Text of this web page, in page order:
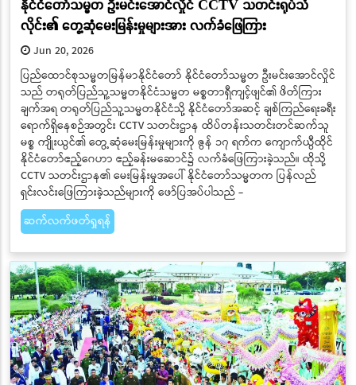
နိုင်ငံတော်သမ္မတ ဦးမင်းအောင်လှိုင် CCTV သတင်းရုပ်သံ
လိုင်း၏ တွေ့ဆုံမေးမြန်းမှုများအား လက်ခံဖြေကြား
Jun 20, 2026
ပြည်ထောင်စုသမ္မတမြန်မာနိုင်ငံတော် နိုင်ငံတော်သမ္မတ ဦးမင်းအောင်လှိုင်
သည် တရုတ်ပြည်သူ့သမ္မတနိုင်ငံသမ္မတ မစ္စတာရှီကျင့်ဖျင်၏ ဖိတ်ကြား
ချက်အရ တရုတ်ပြည်သူ့သမ္မတနိုင်ငံသို့ နိုင်ငံတော်အဆင့် ချစ်ကြည်ရေးခရီး
ရောက်ရှိနေစဉ်အတွင်း CCTV သတင်းဌာန ထိပ်တန်းသတင်းတင်ဆက်သူ
မစ္စ ကျိုးယွင်၏ တွေ့ဆုံမေးမြန်းမှုများကို ဇွန် ၁၇ ရက်က ကျောက်ယွီထိုင်
နိုင်ငံတော်ဧည့်ဂေဟာ ဧည့်ခန်းမဆောင်၌ လက်ခံဖြေကြားခဲ့သည်။ ထိုသို့
CCTV သတင်းဌာန၏ မေးမြန်းမှုအပေါ် နိုင်ငံတော်သမ္မတက ပြန်လည်
ရှင်းလင်းဖြေကြားခဲ့သည်များကို ဖော်ပြအပ်ပါသည် -
ဆက်လက်ဖတ်ရှုရန်